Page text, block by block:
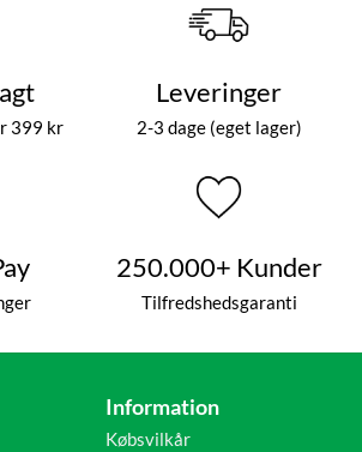
399 kr
Leveringer
2-3 dage (eget lager)
250.000+ Kunder
Tilfredshedsgaranti
Information
Købsvilkår